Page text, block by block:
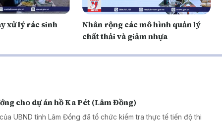
xử lý rác sinh
Nhân rộng các mô hình quản lý
chất thải và giảm nhựa
cho dự án hồ Ka Pét (Lâm Đồng)
UBND tỉnh Lâm Đồng đã tổ chức kiểm tra thực tế tiến độ thi